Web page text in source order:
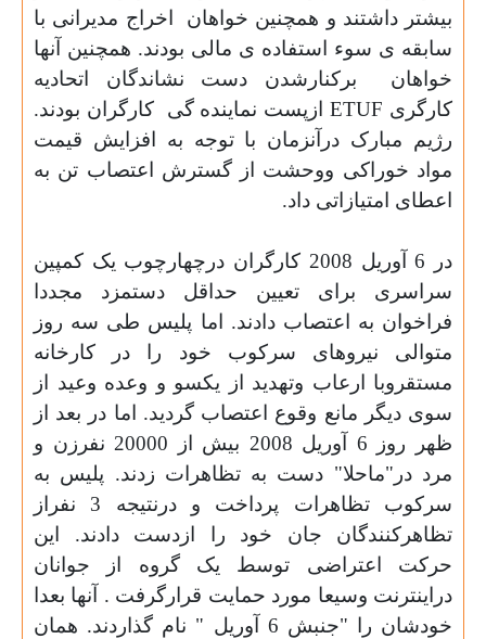
بیشتر داشتند و همچنین خواهان
اخراج مدیرانی با
سابقه ی سوء استفاده ی مالی بودند. همچنین آنها
خواهان
برکنارشدن دست نشاندگان اتحادیه
کارگری ETUF ازپست نماینده گی
کارگران بودند.
رژیم مبارک درآنزمان با توجه به افزایش قیمت
مواد خوراکی ووحشت از گسترش اعتصاب تن به
اعطای امتیازاتی داد.
در 6 آوریل 2008 کارگران درچهارچوب یک کمپین
سراسری برای تعیین حداقل دستمزد مجددا
فراخوان به اعتصاب دادند. اما پلیس طی سه روز
متوالی نیروهای سرکوب خود را در کارخانه
مستقروبا ارعاب وتهدید از یکسو و وعده وعید از
سوی دیگر مانع وقوع اعتصاب گردید. اما در بعد از
ظهر روز 6 آوریل 2008 بیش از 20000 نفرزن و
مرد در"ماحلا" دست به تظاهرات زدند. پلیس به
سرکوب تظاهرات پرداخت و درنتیجه 3 نفراز
تظاهرکنندگان جان خود را ازدست دادند. این
حرکت اعتراضی توسط یک گروه از جوانان
دراینترنت وسیعا مورد حمایت قرارگرفت . آنها بعدا
خودشان را "جنبش 6 آوریل " نام گذاردند. همان